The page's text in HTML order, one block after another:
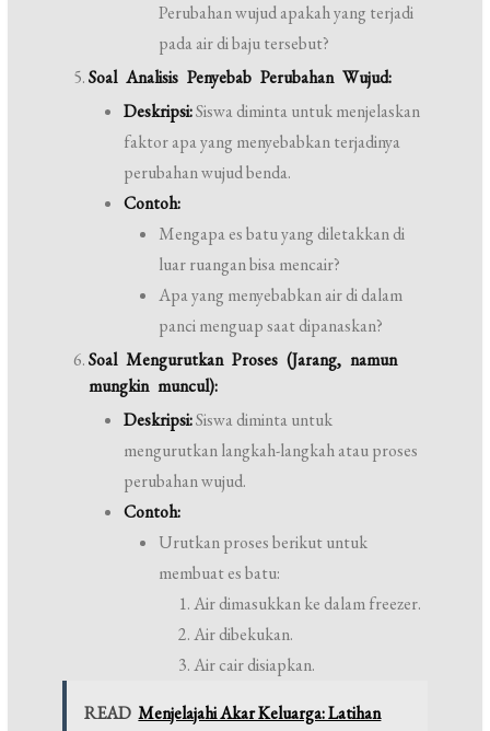
Perubahan wujud apakah yang terjadi
pada air di baju tersebut?
Soal Analisis Penyebab Perubahan Wujud:
Deskripsi:Siswa diminta untuk menjelaskan
faktor apa yang menyebabkan terjadinya
perubahan wujud benda.
Contoh:
Mengapa es batu yang diletakkan di
luar ruangan bisa mencair?
Apa yang menyebabkan air di dalam
panci menguap saat dipanaskan?
Soal Mengurutkan Proses (Jarang, namun
mungkin muncul):
Deskripsi:Siswa diminta untuk
mengurutkan langkah-langkah atau proses
perubahan wujud.
Contoh:
Urutkan proses berikut untuk
membuat es batu:
Air dimasukkan ke dalam freezer.
Air dibekukan.
Air cair disiapkan.
READ Menjelajahi Akar Keluarga: Latihan